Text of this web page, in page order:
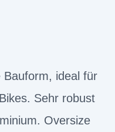
Bauform, ideal für
Sehr robust
Oversize